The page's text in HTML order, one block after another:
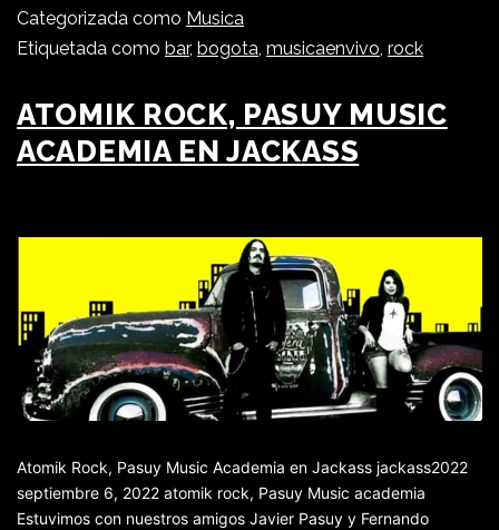
Categorizada como Musica
Etiquetada como bar, bogota, musicaenvivo, rock
ATOMIK ROCK, PASUY MUSIC
ACADEMIA EN JACKASS
Atomik Rock, Pasuy Music Academia en Jackass jackass2022
septiembre 6, 2022 atomik rock, Pasuy Music academia
Estuvimos con nuestros amigos Javier Pasuy y Fernando